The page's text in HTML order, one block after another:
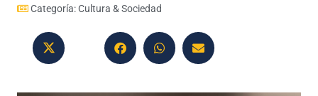
Categoría:Cultura & Sociedad